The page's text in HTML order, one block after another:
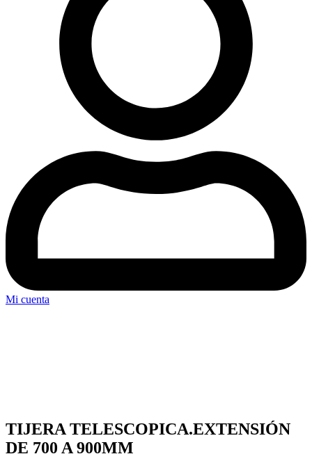
Mi cuenta
TIJERA TELESCOPICA.EXTENSIÓN
DE 700 A 900MM